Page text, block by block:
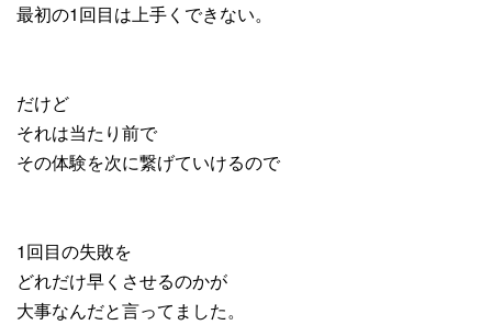
最初の1回目は上手くできない。
だけど
それは当たり前で
その体験を次に繋げていけるので
1回目の失敗を
どれだけ早くさせるのかが
大事なんだと言ってました。